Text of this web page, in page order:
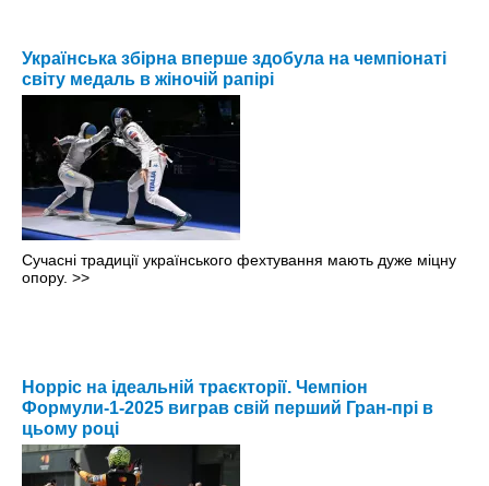
Українська збірна вперше здобула на чемпіонаті
світу медаль в жіночій рапірі
Сучасні традиції українського фехтування мають дуже міцну
опору. >>
Норріс на ідеальній траєкторії. Чемпіон
Формули-1-2025 виграв свій перший Гран-прі в
цьому році